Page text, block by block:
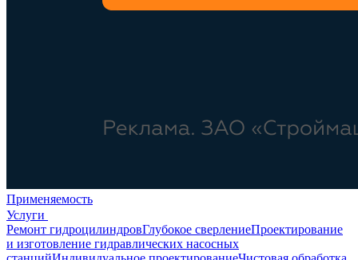
Применяемость
Услуги
Ремонт гидроцилиндровГлубокое сверлениеПроектирование
и изготовление гидравлических насосных